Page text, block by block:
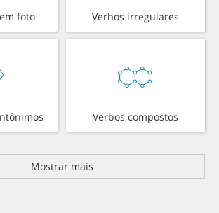
foto Verbos irregulares
Verbos compostos
Mostrar mais